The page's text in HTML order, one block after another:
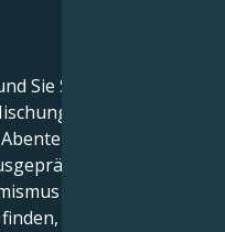
Sie Schütze sind,
aus wässrigem
Schütze ist
Sinn für
und seinen
bekannt ist.